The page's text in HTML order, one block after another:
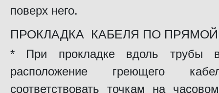
поверх него.
ПРОКЛАДКА КАБЕЛЯ ПО ПРЯМОЙ
* При прокладке вдоль трубы
расположение греющего
соответствовать точкам на